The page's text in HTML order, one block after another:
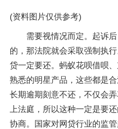
(资料图片仅供参考)
需要视情况而定。起诉
的，那法院就会采取强制执
贷一定要还。蚂蚁花呗借呗
熟悉的明星产品，这些都是
长期逾期刻意不还，不仅会
上法庭，所以这种一定是要
协商。国家对网贷行业的监